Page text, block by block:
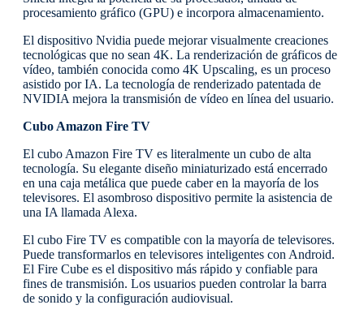
procesamiento gráfico (GPU) e incorpora almacenamiento.
El dispositivo Nvidia puede mejorar visualmente creaciones
tecnológicas que no sean 4K. La renderización de gráficos de
vídeo, también conocida como 4K Upscaling, es un proceso
asistido por IA. La tecnología de renderizado patentada de
NVIDIA mejora la transmisión de vídeo en línea del usuario.
Cubo Amazon Fire TV
El cubo Amazon Fire TV es literalmente un cubo de alta
tecnología. Su elegante diseño miniaturizado está encerrado
en una caja metálica que puede caber en la mayoría de los
televisores. El asombroso dispositivo permite la asistencia de
una IA llamada Alexa.
El cubo Fire TV es compatible con la mayoría de televisores.
Puede transformarlos en televisores inteligentes con Android.
El Fire Cube es el dispositivo más rápido y confiable para
fines de transmisión. Los usuarios pueden controlar la barra
de sonido y la configuración audiovisual.